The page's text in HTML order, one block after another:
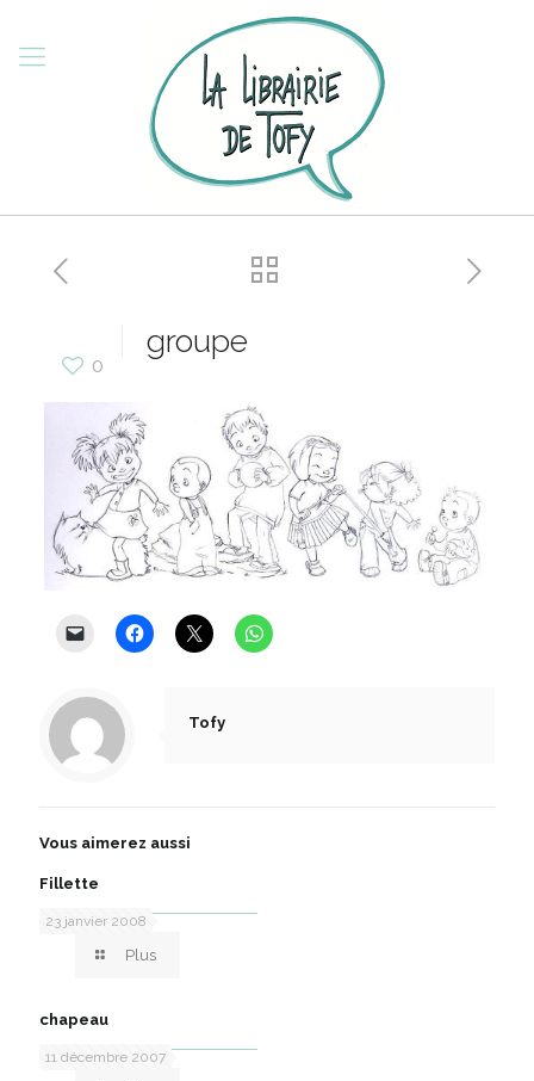
0
groupe
Tofy
Vous aimerez aussi
23 janvier 2008
Fillette
Plus
11 décembre 2007
chapeau